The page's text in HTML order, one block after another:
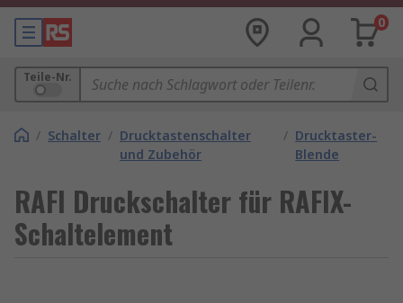
0
Teile-Nr.
/ Schalter / Drucktastenschalter
und Zubehör
/ Drucktaster-
Blende
RAFI Druckschalter für RAFIX-
Schaltelement